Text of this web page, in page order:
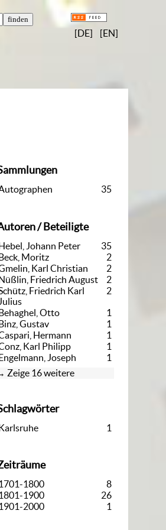
[DE] [EN]
35
/ Beteiligte
35
Johann Peter
2
Moritz
2
Karl Christian
2
Friedrich August
2
Friedrich Karl
Julius
1
Otto
1
Gustav
1
Hermann
1
Karl Philipp
1
Joseph
Zeige 16 weitere
1
8
1800
26
1900
1
2000